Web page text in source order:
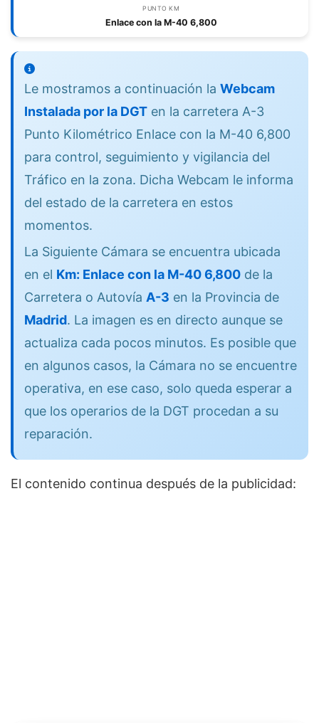
PUNTO KM
Enlace con la M-40 6,800
Le mostramos a continuación la Webcam
Instalada por la DGT en la carretera A-3
Punto Kilométrico Enlace con la M-40 6,800
para control, seguimiento y vigilancia del
Tráfico en la zona. Dicha Webcam le informa
del estado de la carretera en estos
momentos.
La Siguiente Cámara se encuentra ubicada
en el Km: Enlace con la M-40 6,800 de la
Carretera o Autovía A-3 en la Provincia de
Madrid. La imagen es en directo aunque se
actualiza cada pocos minutos. Es posible que
en algunos casos, la Cámara no se encuentre
operativa, en ese caso, solo queda esperar a
que los operarios de la DGT procedan a su
reparación.
El contenido continua después de la publicidad: